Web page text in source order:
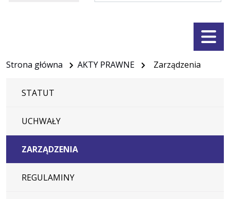
Menu
Strona główna AKTY PRAWNE Zarządzenia
STATUT
UCHWAŁY
ZARZĄDZENIA
REGULAMINY